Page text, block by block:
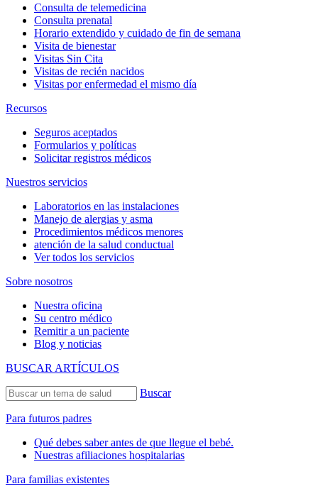
Consulta de telemedicina
Consulta prenatal
Horario extendido y cuidado de fin de semana
Visita de bienestar
Visitas Sin Cita
Visitas de recién nacidos
Visitas por enfermedad el mismo día
Recursos
Seguros aceptados
Formularios y políticas
Solicitar registros médicos
Nuestros servicios
Laboratorios en las instalaciones
Manejo de alergias y asma
Procedimientos médicos menores
atención de la salud conductual
Ver todos los servicios
Sobre nosotros
Nuestra oficina
Su centro médico
Remitir a un paciente
Blog y noticias
BUSCAR ARTÍCULOS
Buscar
Para futuros padres
Qué debes saber antes de que llegue el bebé.
Nuestras afiliaciones hospitalarias
Para familias existentes